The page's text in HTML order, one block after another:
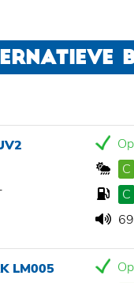
C
C
LM005